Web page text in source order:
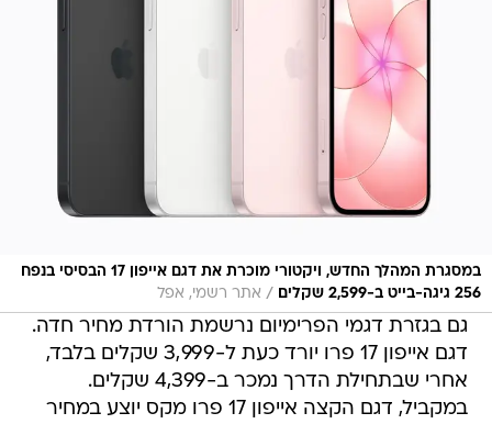
במסגרת המהלך החדש, ויקטורי מוכרת את דגם אייפון 17 הבסיסי בנפח
256 גיגה-בייט ב-2,599 שקלים
/ אתר רשמי, אפל
גם בגזרת דגמי הפרימיום נרשמת הורדת מחיר חדה.
דגם אייפון 17 פרו יורד כעת ל-3,999 שקלים בלבד,
אחרי שבתחילת הדרך נמכר ב-4,399 שקלים.
במקביל, דגם הקצה אייפון 17 פרו מקס יוצע במחיר